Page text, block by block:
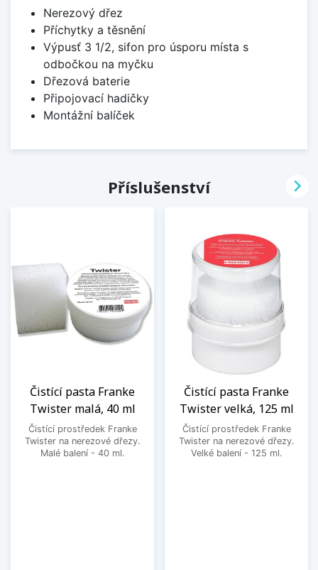
Nerezový dřez
Příchytky a těsnění
Výpusť 3 1/2, sifon pro úsporu místa s
odbočkou na myčku
Dřezová baterie
Připojovací hadičky
Montážní balíček
Příslušenství
Čistící pasta Franke
Twister malá, 40 ml
Čistící prostředek Franke
Twister na nerezové dřezy.
Malé balení - 40 ml.
Čistící pasta Franke
Twister velká, 125 ml
Čistící prostředek Franke
Twister na nerezové dřezy.
Velké balení - 125 ml.
